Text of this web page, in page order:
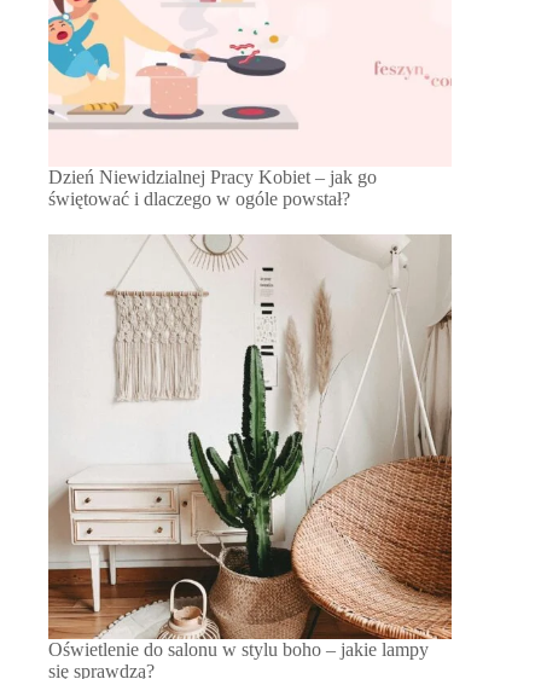
Dzień Niewidzialnej Pracy Kobiet – jak go
świętować i dlaczego w ogóle powstał?
Oświetlenie do salonu w stylu boho – jakie lampy
się sprawdzą?